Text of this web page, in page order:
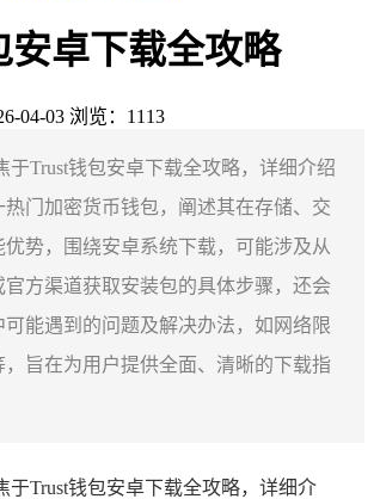
安卓下载全攻略
04-03 浏览：1113
于Trust钱包安卓下载全攻略，详细介绍
热门加密货币钱包，阐述其在存储、交
势，围绕安卓系统下载，可能涉及从
官方渠道获取安装包的具体步骤，还会
能遇到的问题及解决办法，如网络限
旨在为用户提供全面、清晰的下载指
于Trust钱包安卓下载全攻略，详细介